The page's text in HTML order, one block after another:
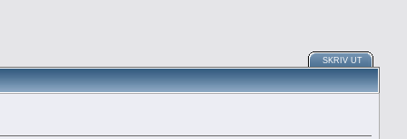
SKRIV UT